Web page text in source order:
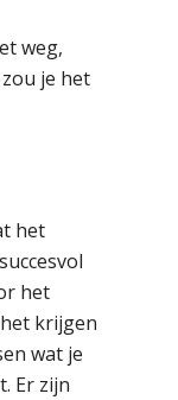
weg,
je het
het
het
krijgen
wat je
Er zijn